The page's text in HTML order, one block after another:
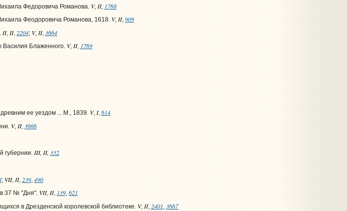
Федоровича Романова. V, II, 1768
Феодоровича Романова, 1618. V, II, 909
II, II, 2204;V, II, 3664
Василия Блаженного. V,II, 1769
ее уездом ... М., 1839. V,I, 614
V, II, 3666
губернии.III, II, 332
;VII, II, 239, 490
в 37 № "Дня". VII, II, 139, 621
в Дрезденской королевской библиотеке. V, II, 2401 3667